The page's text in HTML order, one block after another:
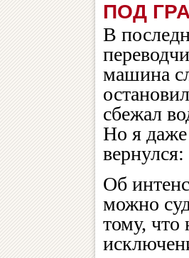
ПОД
В
машина
сбежал
Но я даже
Об
можно
тому, что